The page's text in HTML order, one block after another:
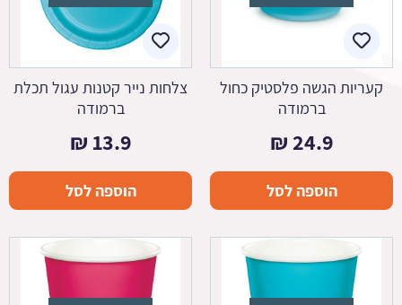
קעריות הגשה פלסטיק כחול
ברמודה
24.9
₪
הוספה לסל
צלחות נייר קטנות עגול תכלת
ברמודה
13.9
₪
הוספה לסל